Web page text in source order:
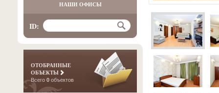
НАШИ ОФИСЫ
ID:
ОТОБРАННЫЕ
ОБЪЕКТЫ
Всего 0 объектов